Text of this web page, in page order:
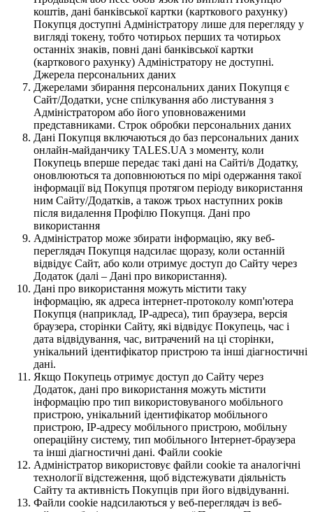
коштів, дані банківської картки (карткового рахунку)
Покупця доступні Адміністратору лише для перегляду у
вигляді токену, тобто чотирьох перших та чотирьох
останніх знаків, повні дані банківської картки
(карткового рахунку) Адміністратору не доступні.
Джерела персональних даних
Джерелами збирання персональних даних Покупця є
Сайт/Додатки, усне спілкування або листування з
Адміністратором або його уповноваженими
представниками. Строк обробки персональних даних
Дані Покупця включаються до баз персональних даних
онлайн-майданчику TALES.UA з моменту, коли
Покупець вперше передає такі дані на Сайті/в Додатку,
оновлюються та доповнюються по мірі одержання такої
інформації від Покупця протягом періоду використання
ним Сайту/Додатків, а також трьох наступних років
після видалення Профілю Покупця. Дані про
використання
Адміністратор може збирати інформацію, яку веб-
переглядач Покупця надсилає щоразу, коли останній
відвідує Сайт, або коли отримує доступ до Сайту через
Додаток (далі – Дані про використання).
Дані про використання можуть містити таку
інформацію, як адреса інтернет-протоколу комп'ютера
Покупця (наприклад, IP-адреса), тип браузера, версія
браузера, сторінки Сайту, які відвідує Покупець, час і
дата відвідування, час, витрачений на ці сторінки,
унікальний ідентифікатор пристрою та інші діагностичні
дані.
Якщо Покупець отримує доступ до Сайту через
Додаток, дані про використання можуть містити
інформацію про тип використовуваного мобільного
пристрою, унікальний ідентифікатор мобільного
пристрою, IP-адресу мобільного пристрою, мобільну
операційну систему, тип мобільного Інтернет-браузера
та інші діагностичні дані. Файли cookie
Адміністратор використовує файли cookie та аналогічні
технології відстеження, щоб відстежувати діяльність
Сайту та активність Покупців при його відвідуванні.
Файли cookie надсилаються у веб-переглядач із веб-